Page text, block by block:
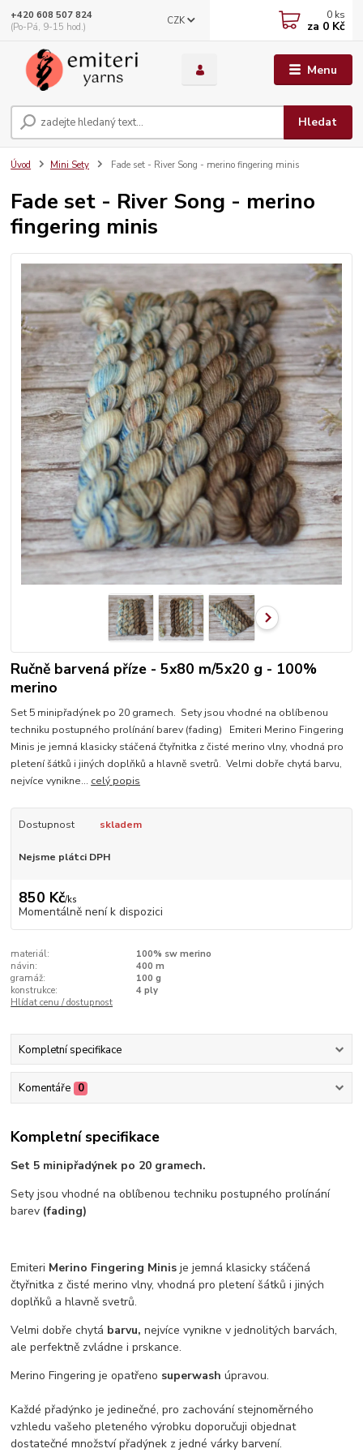
Menu
CZK
Hledat
+420 608 507 824
(Po-Pá, 9-15 hod.)
0 ks
za 0 Kč
Úvod Mini Sety Fade set - River Song - merino fingering minis
Fade set - River Song - merino
fingering minis
Ručně barvená příze - 5x80 m/5x20 g - 100%
merino
Set 5 minipřadýnek po 20 gramech. Sety jsou vhodné na oblíbenou
techniku postupného prolínání barev (fading) Emiteri Merino Fingering
Minis je jemná klasicky stáčená čtyřnitka z čisté merino vlny, vhodná pro
pletení šátků i jiných doplňků a hlavně svetrů. Velmi dobře chytá barvu,
nejvíce vynikne... celý popis
Dostupnost skladem
Nejsme plátci DPH
850 Kč/ks
Momentálně není k dispozici
materiál:
100% sw merino
návin:
400 m
gramáž:
100 g
konstrukce:
4 ply
Hlídat cenu / dostupnost
Kompletní specifikace
Komentáře 0
Kompletní specifikace
Set 5 minipřadýnek po 20 gramech.
Sety jsou vhodné na oblíbenou techniku postupného prolínání
barev (fading)
Emiteri Merino Fingering Minisje jemná klasicky stáčená
čtyřnitka z čisté merino vlny, vhodná pro pletení šátků i jiných
doplňků a hlavně svetrů.
Velmi dobře chytá barvu, nejvíce vynikne v jednolitých barvách,
ale perfektně zvládne i prskance.
Merino Fingering je opatřeno superwash úpravou.
Každé přadýnko je jedinečné, pro zachování stejnoměrného
vzhledu vašeho pleteného výrobku doporučuji objednat
dostatečné množství přadýnek z jedné várky barvení.